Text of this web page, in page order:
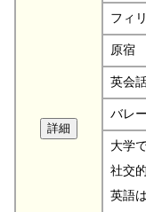
フィ
原宿
英会
バレ
大学
社交
英語